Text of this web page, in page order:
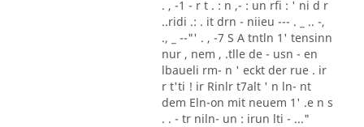
. , -1 - r t . : n ,- : un rfi : ' ni d r
..ridi .: . it drn - niieu --- . _ .. -,
., _ --"' . , -7 S A tntln 1' tensinn
nur , nem , .tlle de - usn - en
lbaueli rm- n ' eckt der rue . ir
r t'ti ! ir Rinlr t7alt ' n ln- nt
dem Eln-on mit neuem 1' .e n s
. . - tr niln- un : irun lti - ..."